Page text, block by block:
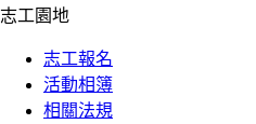
志工園地
志工報名
活動相簿
相關法規